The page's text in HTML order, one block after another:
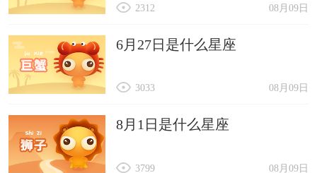
08月09日
2312
6月27日是什么星座
08月09日
3033
8月1日是什么星座
08月09日
3799